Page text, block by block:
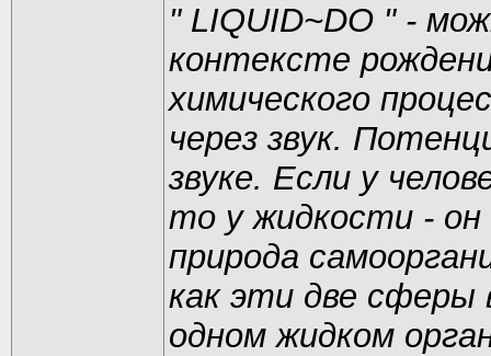
" LIQUID~DO " -
контексте
химического
через звук.
звуке. Если у
то у жидкости - он
природа
как эти две сферы
одном жидком